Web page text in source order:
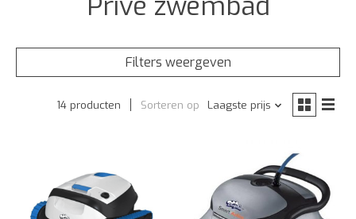
Filters weergeven
14 producten Sorteren op Laagste prijs